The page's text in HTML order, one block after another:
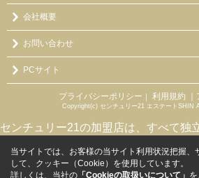
会社概要
お問い合わせ
PCサイト
プライバシーポリシー ｜ 利用規約
Copyright(c) センチュリー21 エステートSHIN
センチュリー21の加盟店は、すべて独
当サイトでは、お客様の当サイト利用状況把握、
して、クッキー（Cookie）を使用しています。
詳しくは、当社の 「Cookieの取扱いについて」